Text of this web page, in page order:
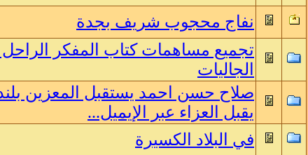
نفاج محجوب شريف بجدة
تجميع مساهمات كتاب المفكر
الجاليات
صلاح حسن احمد يستقبل المعزين
يقبل العزاء عبر الإيميل...
في البلاد الكسيرة